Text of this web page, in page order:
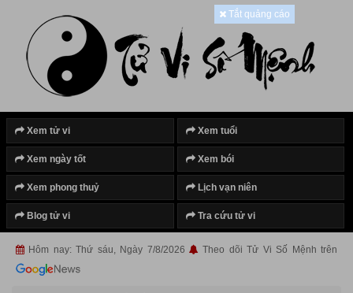
Xem tử vi Xem tuổi
Xem ngày tốt Xem bói
Xem phong thuỷ Lịch vạn niên
Blog tử vi Tra cứu tử vi
Hôm nay: Thứ sáu, Ngày 7/8/2026 Theo dõi Tử Vi Số Mệnh trên
Tắt quảng cáo